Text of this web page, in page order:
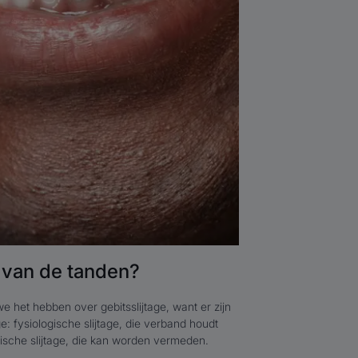
de tanden?
het hebben over gebitsslijtage, want er zijn
fysiologische slijtage, die verband houdt
slijtage, die kan worden vermeden.